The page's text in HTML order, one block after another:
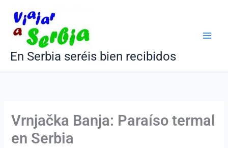
contenido
En Serbia seréis bien recibidos
Vrnjačka Banja: Paraíso termal
en Serbia